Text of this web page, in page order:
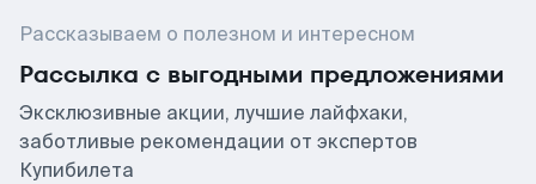
Рассказываем о полезном и интересном
Рассылка с выгодными предложениями
Эксклюзивные акции, лучшие лайфхаки,
заботливые рекомендации от экспертов
Купибилета